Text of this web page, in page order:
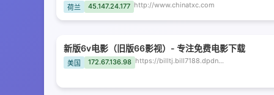
荷兰 45.147.24.177 http://www.chinatxc.com
新版6v电影（旧版66影视）- 专注免费电影下载
美国 172.67.136.98 https://billtj.bill7188.dpdns.org